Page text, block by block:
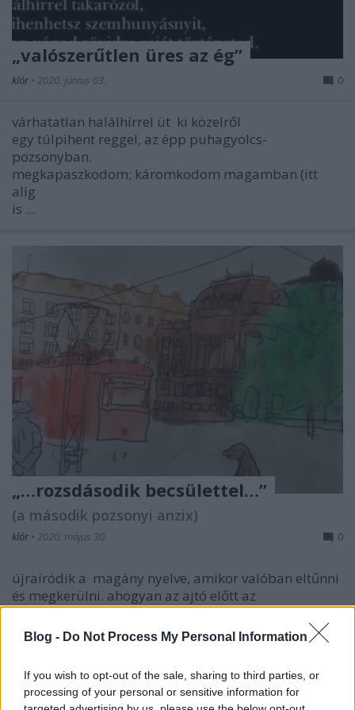
Blog - Do Not Process My Personal Information
If you wish to opt-out of the sale, sharing to third parties, or
processing of your personal or sensitive information for
„valószerűtlen üres az ég”
klór • 2020. június 03. 0
várhatatlan halálhírrel üt ki közelről
egy túlpihent reggel, az épp puhagyolcs-
pozsonyban.
megkapaszkodom; káromkodom magamban (itt
alig
is ...
„…rozsdásodik becsülettel…”
(a második pozsonyi anzix)
klór • 2020. május 30. 0
újraíródik a magány nyelve, amikorvalóban eltűnni
és megkerülni. ahogyan az ajtó előtt az
előreláthatatlan dolgok
ücsörögnek. hetek óta ...